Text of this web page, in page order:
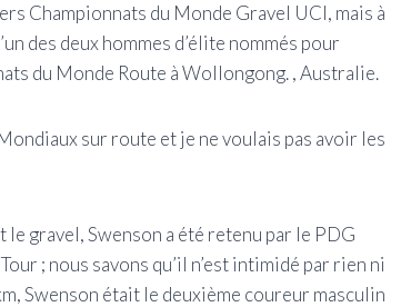
Championnats du Monde Gravel UCI, mais à
des deux hommes d’élite nommés pour
du Monde Route à Wollongong. , Australie.
sur route et je ne voulais pas avoir les
gravel, Swenson a été retenu par le PDG
; nous savons qu’il n’est intimidé par rien ni
Swenson était le deuxième coureur masculin